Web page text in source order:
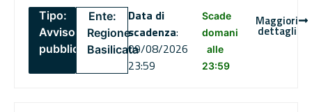
Tipo:
Avviso
pubblico
Ente:
Regione
Basilicata
Data di
scadenza:
09/08/2026
23:59
Scade
domani
alle
23:59
Maggiori
dettagli